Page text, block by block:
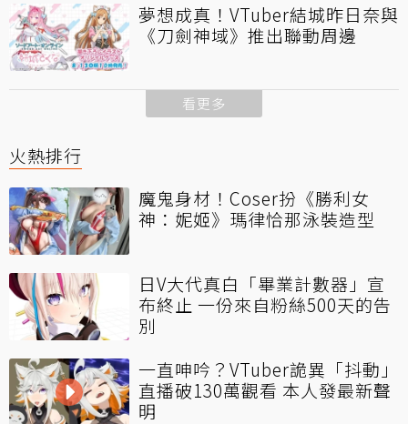
夢想成真！VTuber結城昨日奈與
《刀劍神域》推出聯動周邊
看更多
火熱排行
魔鬼身材！Coser扮《勝利女
神：妮姬》瑪律恰那泳裝造型
日V大代真白「畢業計數器」宣
布終止 一份來自粉絲500天的告
別
一直呻吟？VTuber詭異「抖動」
直播破130萬觀看 本人發最新聲
明